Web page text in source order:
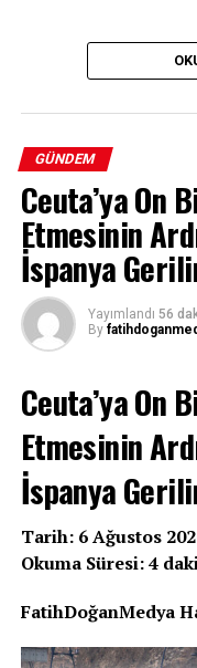
GÜNDEM
Ceuta’ya On
Etmesinin
İspanya
Yayımlandı 56
By
Ceuta’ya On
Etmesinin
İspanya
Tarih: 6 Ağustos
Okuma Süresi: 4
FatihDoğanMedya